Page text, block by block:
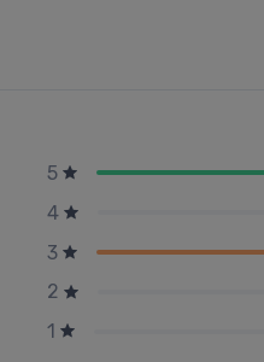
5
4
3
2
1